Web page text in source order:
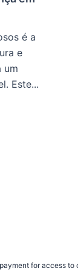
é a
e
um
Este...
for access